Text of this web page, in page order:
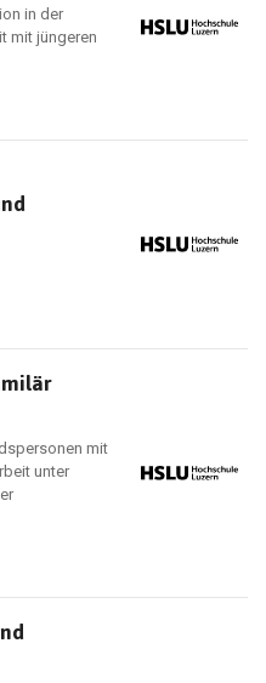
in der
mit jüngeren
mit
unter